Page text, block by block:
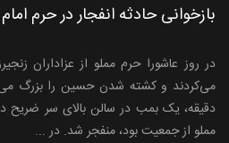
بازخوانی حادثه انفجار در حرم
در روز عاشورا حرم مملو از عزاداران
دقیقه، یک بمب در سالن بالای سر
مملو از جمعیت بود، منفجر شد. در ...